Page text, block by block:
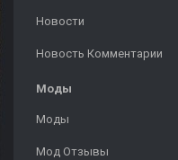
Новости
Новость Комментарии
Моды
Моды
Мод Отзывы